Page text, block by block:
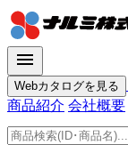
menu
Webカタログを見る
商品紹介 会社概要